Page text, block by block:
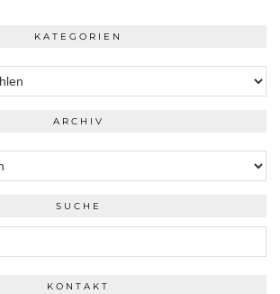
KATEGORIEN
ARCHIV
SUCHE
KONTAKT